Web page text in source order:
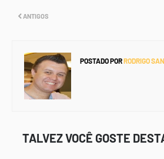
ANTIGOS
POSTADO PORRODRIGO
TALVEZ VOCÊ GOSTE